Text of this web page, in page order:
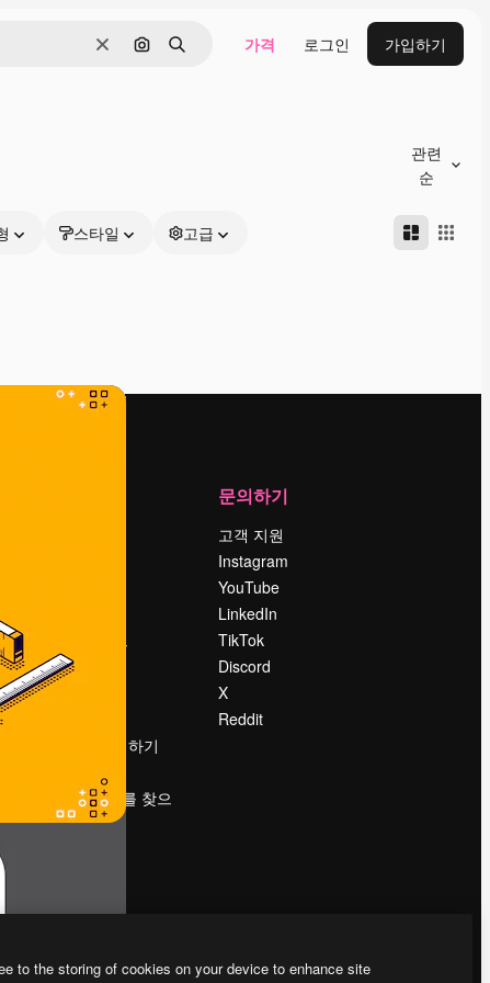
지우기이미지로 검색
검색 가격 로그인 가입하기
관련
순
스타일 고급
검색 트렌드
블로그
이벤트
콘텐츠 판매하기
프레스룸
magnific.ai를 찾으
시나요?
문의하기
고객 지원
Instagram
YouTube
LinkedIn
TikTok
Discord
X
Reddit
to the storing of cookies on your device to enhance site